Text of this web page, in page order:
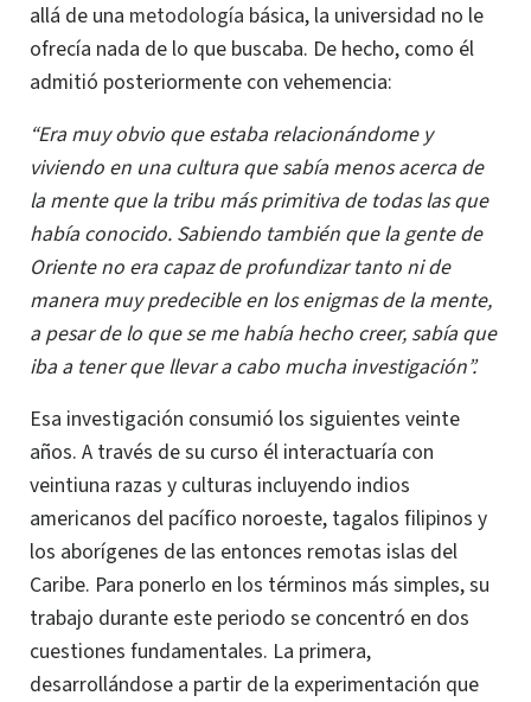
allá de una metodología básica, la universidad no le
ofrecía nada de lo que buscaba. De hecho, como él
admitió posteriormente con vehemencia:
“Era muy obvio que estaba relacionándome y
viviendo en una cultura que sabía menos acerca de
la mente que la tribu más primitiva de todas las que
había conocido. Sabiendo también que la gente de
Oriente no era capaz de profundizar tanto ni de
manera muy predecible en los enigmas de la mente,
a pesar de lo que se me había hecho creer, sabía que
iba a tener que llevar a cabo mucha investigación”.
Esa investigación consumió los siguientes veinte
años. A través de su curso él interactuaría con
veintiuna razas y culturas incluyendo indios
americanos del pacífico noroeste, tagalos filipinos y
los aborígenes de las entonces remotas islas del
Caribe. Para ponerlo en los términos más simples, su
trabajo durante este periodo se concentró en dos
cuestiones fundamentales. La primera,
desarrollándose a partir de la experimentación que